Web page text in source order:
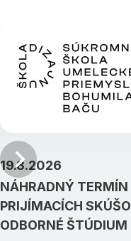
NÁHRADNÝ TERMÍN
PRIJÍMACÍCH
ODBORNÉ ŠTÚDIUM
19.8.2026Predchádzajúci